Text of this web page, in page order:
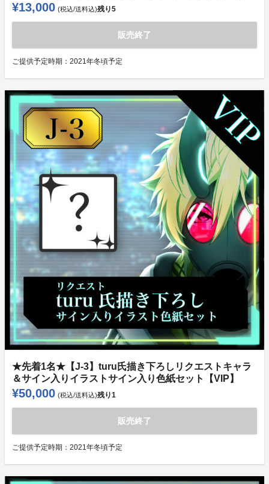
¥13,000 (税込/送料込)残り5
販売終了
ご提供予定時期： 2021年冬頃予定
★先着1名★【J-3】turu氏描き下ろしリクエストキャラ
＆サイン入りイラストサイン入り色紙セット【VIP】
¥50,000 (税込/送料込)残り1
販売終了
ご提供予定時期： 2021年冬頃予定